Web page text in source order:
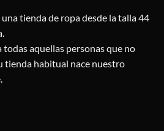
tienda de ropa desde la talla 44
todas aquellas personas que no
tienda habitual nace nuestro